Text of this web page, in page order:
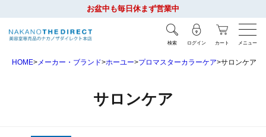
お盆中も毎日休まず営業中
検索 ログイン カート メニュー
HOME メーカー・ブランド ホーユー プロマスターカラーケア サロンケア
サロンケア